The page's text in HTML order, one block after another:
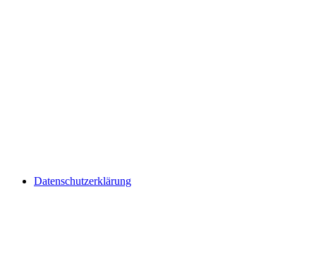
Datenschutzerklärung